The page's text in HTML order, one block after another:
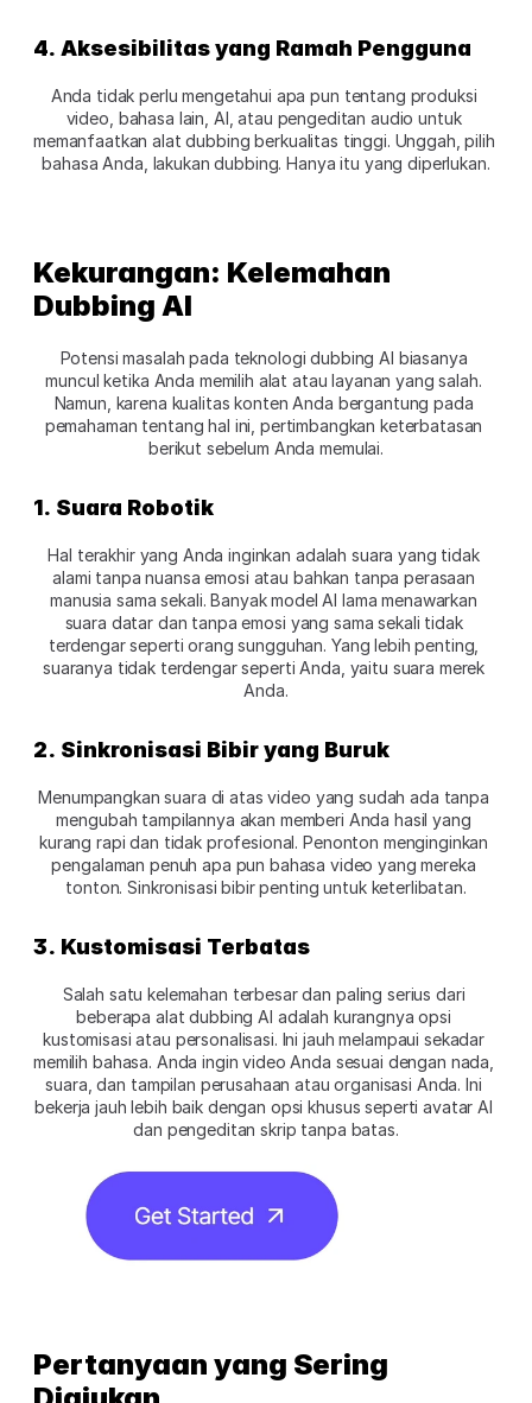
4. Aksesibilitas yang Ramah Pengguna
Anda tidak perlu mengetahui apa pun tentang produksi
video, bahasa lain, AI, atau pengeditan audio untuk
memanfaatkan alat dubbing berkualitas tinggi. Unggah, pilih
bahasa Anda, lakukan dubbing. Hanya itu yang diperlukan.
Kekurangan: Kelemahan
Dubbing AI
Potensi masalah pada teknologi dubbing AI biasanya
muncul ketika Anda memilih alat atau layanan yang salah.
Namun, karena kualitas konten Anda bergantung pada
pemahaman tentang hal ini, pertimbangkan keterbatasan
berikut sebelum Anda memulai.
1. Suara Robotik
Hal terakhir yang Anda inginkan adalah suara yang tidak
alami tanpa nuansa emosi atau bahkan tanpa perasaan
manusia sama sekali. Banyak model AI lama menawarkan
suara datar dan tanpa emosi yang sama sekali tidak
terdengar seperti orang sungguhan. Yang lebih penting,
suaranya tidak terdengar seperti Anda, yaitu suara merek
Anda.
2. Sinkronisasi Bibir yang Buruk
Menumpangkan suara di atas video yang sudah ada tanpa
mengubah tampilannya akan memberi Anda hasil yang
kurang rapi dan tidak profesional. Penonton menginginkan
pengalaman penuh apa pun bahasa video yang mereka
tonton. Sinkronisasi bibir penting untuk keterlibatan.
3. Kustomisasi Terbatas
Salah satu kelemahan terbesar dan paling serius dari
beberapa alat dubbing AI adalah kurangnya opsi
kustomisasi atau personalisasi. Ini jauh melampaui sekadar
memilih bahasa. Anda ingin video Anda sesuai dengan nada,
suara, dan tampilan perusahaan atau organisasi Anda. Ini
bekerja jauh lebih baik dengan opsi khusus seperti avatar AI
dan pengeditan skrip tanpa batas.
Pertanyaan yang Sering